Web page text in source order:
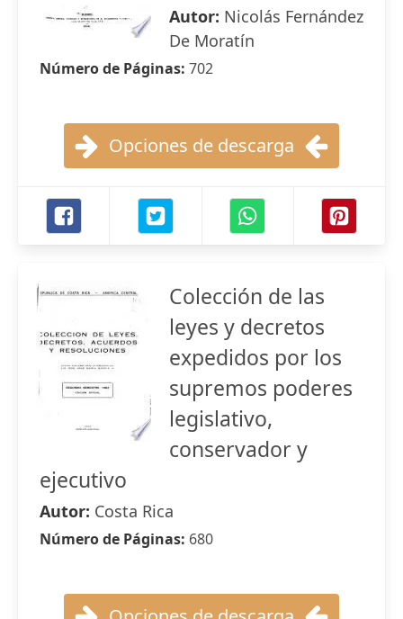
Autor: Nicolás Fernández
De Moratín
Número de Páginas: 702
Opciones de descarga
Colección de las
leyes y decretos
expedidos por los
supremos poderes
legislativo,
conservador y
ejecutivo
Autor: Costa Rica
Número de Páginas: 680